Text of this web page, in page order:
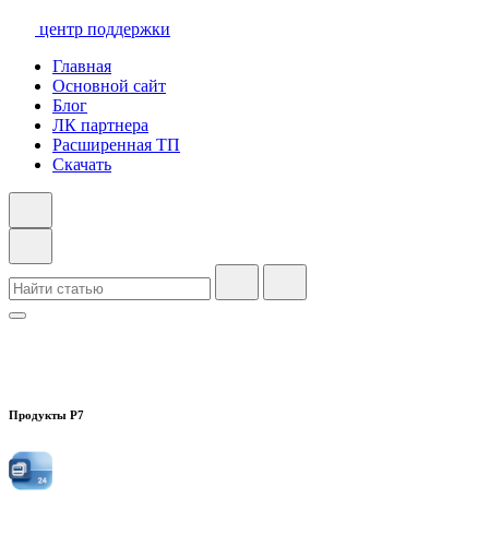
центр поддержки
Главная
Основной сайт
Блог
ЛК партнера
Расширенная ТП
Скачать
Продукты Р7